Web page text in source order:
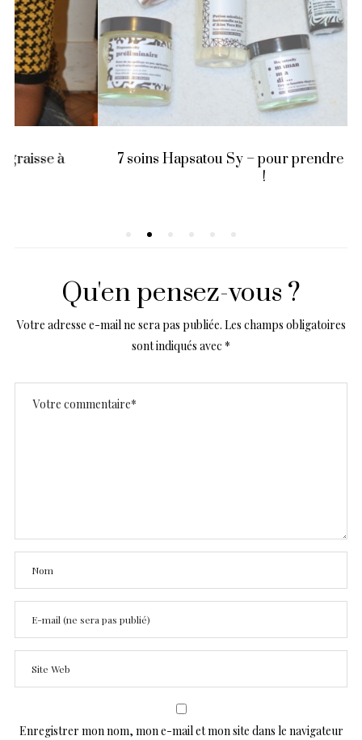
7 soins Hapsatou Sy – pour prendre soin de soi
Qu'en pensez-vous ?
Votre adresse e-mail ne sera pas publiée. Les champs obligatoires
sont indiqués avec *
Enregistrer mon nom, mon e-mail et mon site dans le navigateur